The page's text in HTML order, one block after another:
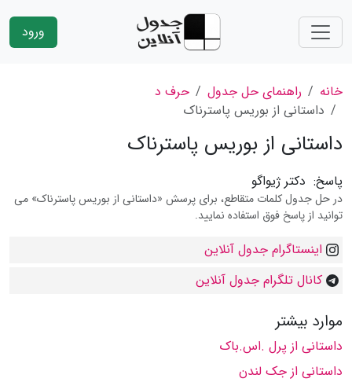
ورود
خانه راهنمای حل جدول
حرف د
داستانی از بوریس پاسترناک
داستانی از بوریس پاسترناک
پاسخ: دکتر ژیواگو
در حل جدول کلمات متقاطع، برای پرسش «داستانی از بوریس پاسترناک» می
توانید از پاسخ فوق استفاده نمایید.
اینستاگرام جدول آنلاین
کانال تلگرام جدول آنلاین
موارد بیشتر
داستانی از پرل .اس.باک
داستانی از جک لندن